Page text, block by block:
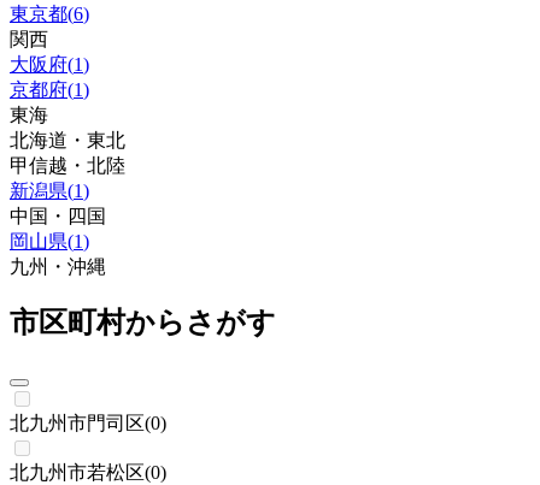
東京都(6)
関西
大阪府(1)
京都府(1)
東海
北海道・東北
甲信越・北陸
新潟県(1)
中国・四国
岡山県(1)
九州・沖縄
市区町村からさがす
北九州市門司区(0)
北九州市若松区(0)